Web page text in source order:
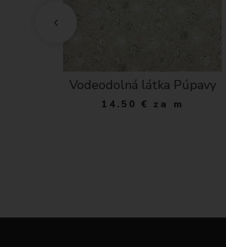
Vodeodolná látka Púpavy
14.50 € za m